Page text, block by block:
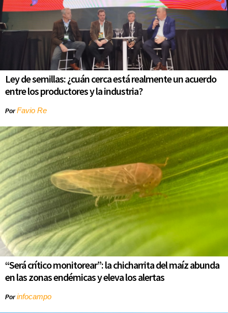
Ley de semillas: ¿cuán cerca está realmente un acuerdo
entre los productores y la industria?
PorFavio Re
“Será crítico monitorear”: la chicharrita del maíz abunda
en las zonas endémicas y eleva los alertas
Porinfocampo